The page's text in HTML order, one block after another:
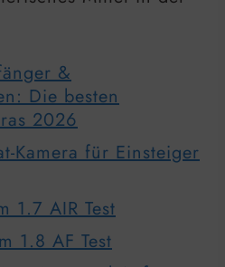
&
Die besten
2026
Kamera für Einsteiger
1.7 AIR Test
1.8 AF Test